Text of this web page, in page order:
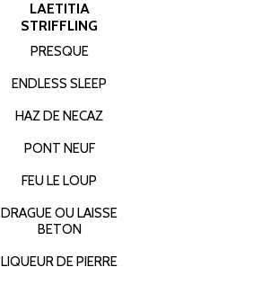
LAETITIA
STRIFFLING
PRESQUE
ENDLESS SLEEP
HAZ DE NECAZ
PONT NEUF
FEU LE LOUP
DRAGUE OU LAISSE
BETON
LIQUEUR DE PIERRE